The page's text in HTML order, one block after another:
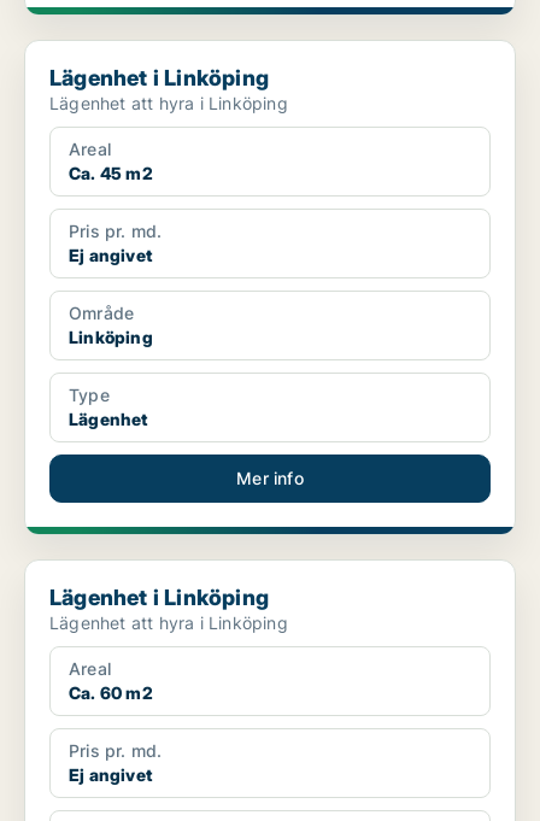
Lägenhet i Linköping
Lägenhet i Linköping
Lägenhet att hyra i Linköping
Areal
Ca. 45 m2
Pris pr. md.
Ej angivet
Område
Linköping
Type
Lägenhet
Mer info
Lägenhet i Linköping
Lägenhet i Linköping
Lägenhet att hyra i Linköping
Areal
Ca. 60 m2
Pris pr. md.
Ej angivet